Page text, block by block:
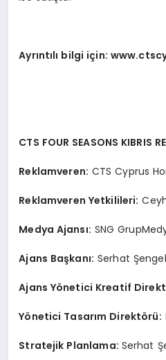
Ayrıntılı bilgi için:
CTS FOUR SEASONS KIBRIS
Reklamveren: CTS Cyprus
Reklamveren Yetkilileri:
Medya Ajansı: SNG
Ajans Başkanı: Serhat Şengel
Ajans Yönetici Kreatif
Yönetici Tasarım Direktörü:
Stratejik Planlama: Serhat